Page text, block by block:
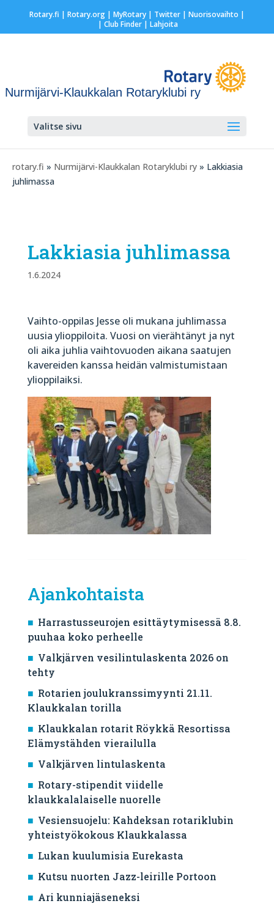
Rotary.fi | Rotary.org| MyRotary| Twitter| Nuorisovaihto |
| Club Finder| Lahjoita
Nurmijärvi-Klaukkalan Rotaryklubi ry
Valitse sivu
rotary.fi » Nurmijärvi-Klaukkalan Rotaryklubi ry » Lakkiasia
juhlimassa
Lakkiasia juhlimassa
1.6.2024
Vaihto-oppilas Jesse oli mukana juhlimassa
uusia ylioppiloita. Vuosi on vierähtänyt ja nyt
oli aika juhlia vaihtovuoden aikana saatujen
kavereiden kanssa heidän valmistumistaan
ylioppilaiksi.
Ajankohtaista
Harrastusseurojen esittäytymisessä 8.8.
puuhaa koko perheelle
Valkjärven vesilintulaskenta 2026 on
tehty
Rotarien joulukranssimyynti 21.11.
Klaukkalan torilla
Klaukkalan rotarit Röykkä Resortissa
Elämystähden vierailulla
Valkjärven lintulaskenta
Rotary-stipendit viidelle
klaukkalalaiselle nuorelle
Vesiensuojelu: Kahdeksan rotariklubin
yhteistyökokous Klaukkalassa
Lukan kuulumisia Eurekasta
Kutsu nuorten Jazz-leirille Portoon
Ari kunniajäseneksi